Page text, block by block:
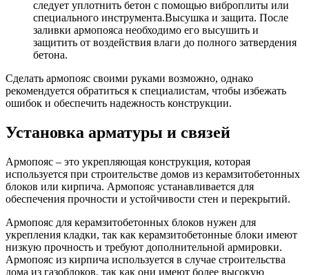
следует уплотнить бетон с помощью виброплиты или
специального инструмента.Высушка и защита. После
заливки армопояса необходимо его высушить и
защитить от воздействия влаги до полного затвердения
бетона.
Сделать армопояс своими руками возможно, однако
рекомендуется обратиться к специалистам, чтобы избежать
ошибок и обеспечить надежность конструкции.
Установка арматуры и связей
Армопояс – это укрепляющая конструкция, которая
используется при строительстве домов из керамзитобетонных
блоков или кирпича. Армопояс устанавливается для
обеспечения прочности и устойчивости стен и перекрытий.
Армопояс для керамзитобетонных блоков нужен для
укрепления кладки, так как керамзитобетонные блоки имеют
низкую прочность и требуют дополнительной армировки.
Армопояс из кирпича используется в случае строительства
дома из газоблоков, так как они имеют более высокую